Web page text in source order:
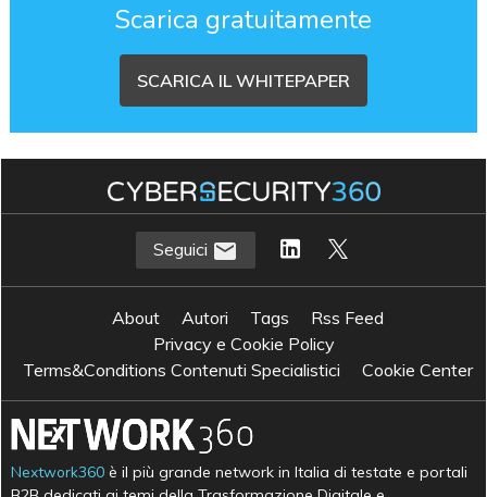
Scarica gratuitamente
SCARICA IL WHITEPAPER
Seguici
About Autori Tags
Rss Feed
Privacy e Cookie Policy
Terms&Conditions Contenuti Specialistici
Cookie Center
Nextwork360 è il più grande network in Italia di testate e portali